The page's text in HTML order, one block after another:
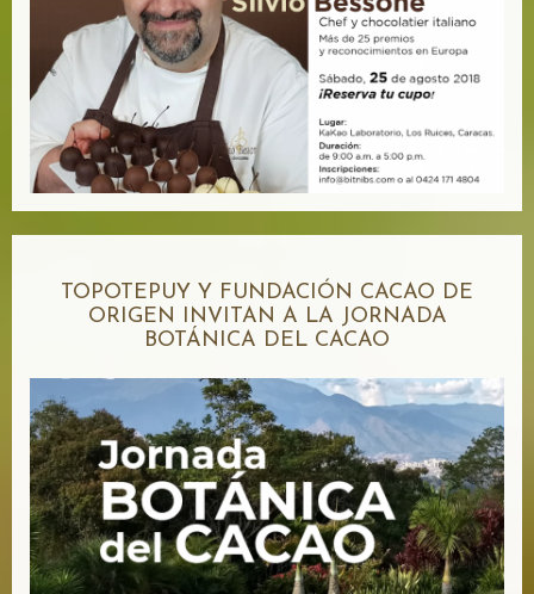
TOPOTEPUY Y FUNDACIÓN CACAO DE
ORIGEN INVITAN A LA JORNADA
BOTÁNICA DEL CACAO